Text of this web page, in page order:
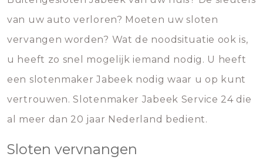
van uw auto verloren? Moeten uw sloten
vervangen worden? Wat de noodsituatie ook is,
u heeft zo snel mogelijk iemand nodig. U heeft
een slotenmaker Jabeek nodig waar u op kunt
vertrouwen. Slotenmaker Jabeek Service 24 die
al meer dan 20 jaar Nederland bedient.
Sloten vervnangen